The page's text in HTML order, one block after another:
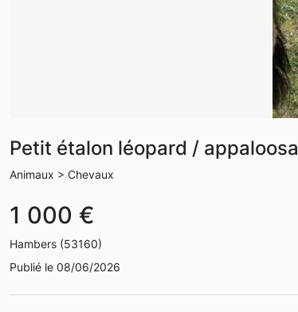
Petit étalon léopard / appaloosa
Animaux > Chevaux
1 000 €
Hambers (53160)
Publié le 08/06/2026